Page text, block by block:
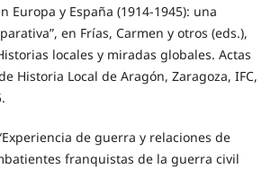
Europa y España (1914-1945): una
en Frías, Carmen y otros (eds.),
locales y miradas globales. Actas
Historia Local de Aragón, Zaragoza, IFC,
de guerra y relaciones de
franquistas de la guerra civil